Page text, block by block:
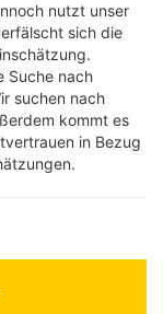
nutzt unser
sich die
Suche nach
suchen nach
kommt es
in Bezug